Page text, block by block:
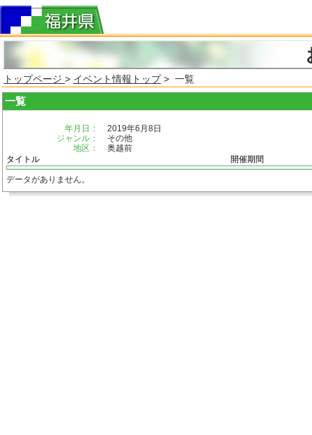
トップページ > イベント情報トップ> 一覧
一覧
年月日：
2019年6月8日
ジャンル：
その他
地区：
奥越前
タイトル
開催期間
データがありません。